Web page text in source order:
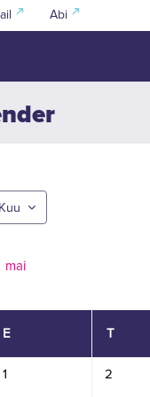
Abi
Kuu
mai
Esmaspäev
E T
puuduvad
1 2